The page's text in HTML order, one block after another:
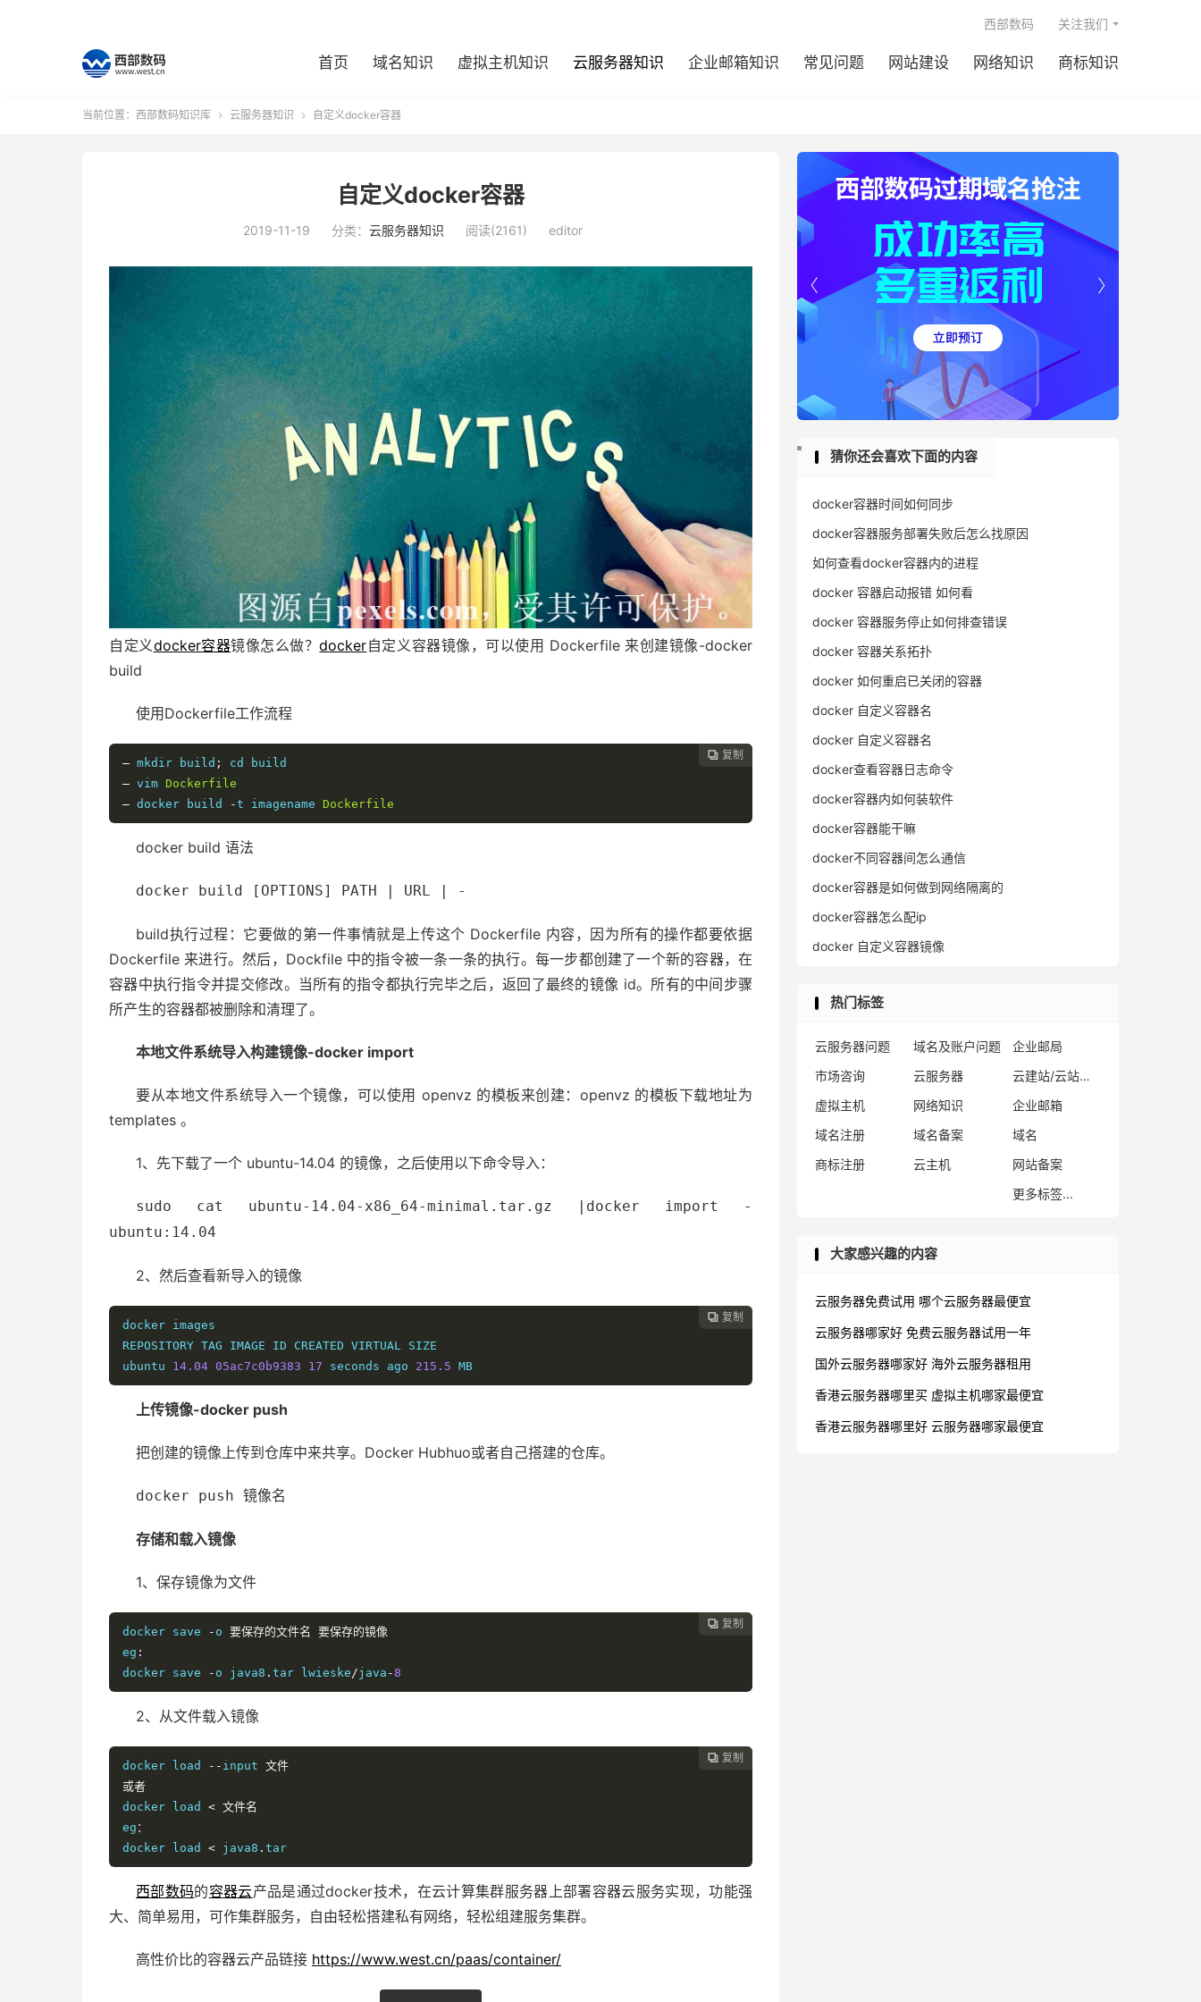
首页 域名知识 虚拟主机知识 云服务器知识 企业邮箱知识 常见问题 网站建设 网络知识 商标知识
西部数码 关注我们
当前位置： 西部数码知识库  云服务器知识  自定义docker容器
自定义docker容器
2019-11-19 分类： 云服务器知识 阅读(2161) editor
自定义docker容器镜像怎么做？docker自定义容器镜像，可以使用 Dockerfile 来创建镜像-docker
build
使用Dockerfile工作流程
 复制
– mkdir build ;
– vim Dockerfile
– docker build -t imagename Dockerfile
docker build 语法
docker build [OPTIONS] PATH | URL | -
build执行过程：它要做的第一件事情就是上传这个 Dockerfile 内容，因为所有的操作都要依据
Dockerfile 来进行。然后，Dockfile 中的指令被一条一条的执行。每一步都创建了一个新的容器，在
容器中执行指令并提交修改。当所有的指令都执行完毕之后，返回了最终的镜像 id。所有的中间步骤
所产生的容器都被删除和清理了。
本地文件系统导入构建镜像-docker import
要从本地文件系统导入一个镜像，可以使用 openvz 的模板来创建：openvz 的模板下载地址为
templates 。
1、先下载了一个 ubuntu-14.04 的镜像，之后使用以下命令导入：
sudo cat ubuntu-14.04-x86_64-minimal.tar.gz |docker import -
ubuntu:14.04
2、然后查看新导入的镜像
 复制
docker images
REPOSITORY TAG IMAGE ID CREATED VIRTUAL SIZE
ubuntu 14.04 05ac7c0b9383 17 seconds ago 215.5 MB
上传镜像-docker push
把创建的镜像上传到仓库中来共享。Docker Hubhuo或者自己搭建的仓库。
docker push 镜像名
存储和载入镜像
1、保存镜像为文件
 复制
docker save - o 要保存的文件名
要保存的镜像
eg :
docker save
- o java8 . tar lwieske/java -8
2、从文件载入镜像
 复制
docker load -- input 文件
或者
docker load < 文件名
eg ：
docker load < java8 . tar
西部数码的容器云产品是通过docker技术，在云计算集群服务器上部署容器云服务实现，功能强
大、简单易用，可作集群服务，自由轻松搭建私有网络，轻松组建服务集群。
高性价比的容器云产品链接 https://www.west.cn/paas/container/


猜你还会喜欢下面的内容
docker容器时间如何同步
docker容器服务部署失败后怎么找原因
如何查看docker容器内的进程
docker 容器启动报错 如何看
docker 容器服务停止如何排查错误
docker 容器关系拓扑
docker 如何重启已关闭的容器
docker 自定义容器名
docker 自定义容器名
docker查看容器日志命令
docker容器内如何装软件
docker容器能干嘛
docker不同容器间怎么通信
docker容器是如何做到网络隔离的
docker容器怎么配ip
docker 自定义容器镜像
热门标签
云服务器问题 域名及账户问题
企业邮局
市场咨询
云服务器
云建站/云站群/小程序
虚拟主机
网络知识
企业邮箱
域名注册
域名备案
域名
商标注册
云主机
网站备案
更多标签...
大家感兴趣的内容
云服务器免费试用 哪个云服务器最便宜
云服务器哪家好 免费云服务器试用一年
国外云服务器哪家好 海外云服务器租用
香港云服务器哪里买 虚拟主机哪家最便宜
香港云服务器哪里好 云服务器哪家最便宜